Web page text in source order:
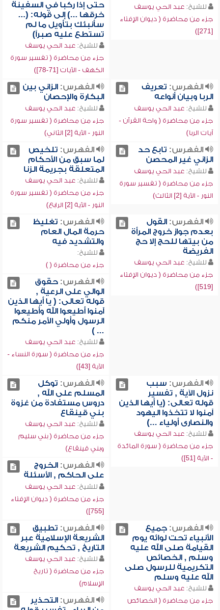
للشيخ: عبد الحي يوسف
جزء من محاضرة ( ديوان الإفتاء
[271])
حتى إذا ركبا في السفينة
خرقها ...) إلى قوله: (...
سأنبئك بتأويل ما لم
تستطع عليه صبراً)
للشيخ: عبد الحي يوسف
جزء من محاضرة ( تفسير سورة
الكهف - الآيات [71-78])
الفهرس: تعريف
الربا وبيان أنواعه
للشيخ: عبد الحي يوسف
جزء من محاضرة ( واحة القرآن -
آيات الربا)
الفهرس:الزاني بين
البكارة والإحصان
للشيخ: عبد الحي يوسف
جزء من محاضرة ( تفسير سورة
النور - الآية [2] الثاني)
الفهرس: تابع حد
الزاني غير المحصن
للشيخ: عبد الحي يوسف
جزء من محاضرة ( تفسير سورة
النور - الآية [2] الثالث)
الفهرس: تلخيص
لما سبق من الأحكام
المتعلقة بجريمة الزنا
للشيخ: عبد الحي يوسف
جزء من محاضرة ( تفسير سورة
النور - الآية [2] الرابع)
الفهرس:القول
بعدم جواز خروج المرأة
من بيتها للحج إلا حج
الفريضة
للشيخ: عبد الحي يوسف
جزء من محاضرة ( ديوان الإفتاء
[519])
الفهرس: تغليظ
حرمة المال العام
والتشديد فيه
للشيخ:
جزء من محاضرة ( )
الفهرس:حقوق
الوالي على الرعية ,
قوله تعالى: ( يا أيها الذين
آمنوا أطيعوا الله وأطيعوا
الرسول وأولي الأمر منكم
... )
للشيخ: عبد الحي يوسف
جزء من محاضرة ( سورة النساء -
الآية [43])
الفهرس: سبب
نزول الآية , تفسير
قوله تعالى: (يا أيها الذين
آمنوا لا تتخذوا اليهود
والنصارى أولياء ...)
للشيخ: عبد الحي يوسف
جزء من محاضرة ( سورة المائدة
- الآية [51])
الفهرس: توكل
المسلم على الله ,
دروس مستفادة من غزوة
بني قينقاع
للشيخ: عبد الحي يوسف
جزء من محاضرة ( بني سليم
وبني قينقاع)
الفهرس:الخروج
على الحاكم , الأسئلة
للشيخ: عبد الحي يوسف
جزء من محاضرة ( ديوان الإفتاء
[755])
الفهرس:جميع
الأنبياء تحت لوائه يوم
القيامة صلى الله عليه
وسلم , الخصائص
التكريمية للرسول صلى
الله عليه وسلم
للشيخ: عبد الحي يوسف
جزء من محاضرة ( الخصائص
الفهرس: تطبيق
الشريعة الإسلامية عبر
التاريخ , تحكيم الشريعة
للشيخ: عبد الحي يوسف
جزء من محاضرة ( تاريخ
الإسلام)
الفهرس:التحذير